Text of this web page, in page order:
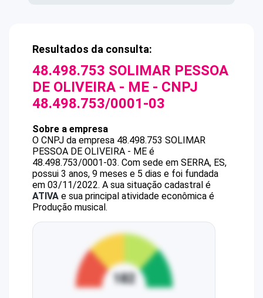
Resultados da consulta:
48.498.753 SOLIMAR PESSOA
DE OLIVEIRA - ME - CNPJ
48.498.753/0001-03
Sobre a empresa
O CNPJ da empresa 48.498.753 SOLIMAR
PESSOA DE OLIVEIRA - ME é
48.498.753/0001-03. Com sede em SERRA, ES,
possui 3 anos, 9 meses e 5 dias e foi fundada
em 03/11/2022. A sua situação cadastral é
ATIVA e sua principal atividade econômica é
Produção musical.